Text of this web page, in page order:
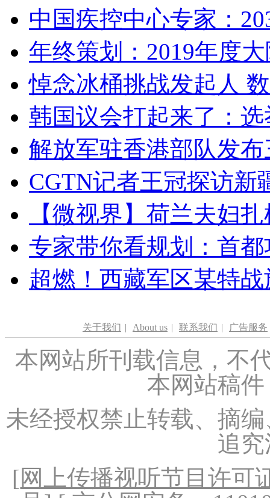
中国疾控中心专家：
年终策划：2019年度
悼念冰桶挑战发起人
韩国议会打起来了：
解放军驻香港部队发
CGTN记者王冠探访新
【微视界】荷兰夫妇
专家带你看规划：首
超燃！西藏军区某特
关于我们 | About us | 联系我们 | 广告服务
本网站所刊载信息，不
本网站稿
未经授权禁止转载、摘
追
[网上传播视听节目许可